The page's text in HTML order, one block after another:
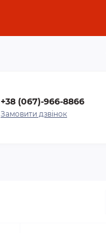
+38 (067)-966-8866
Замовити дзвінок